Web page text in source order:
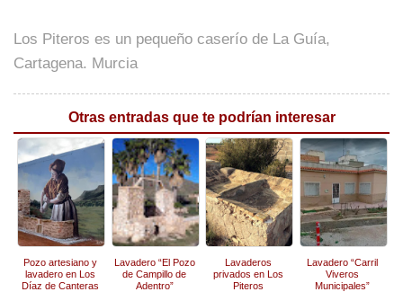
Los Piteros es un pequeño caserío de La Guía,
Cartagena. Murcia
Otras entradas que te podrían interesar
Pozo artesiano y
lavadero en Los
Díaz de Canteras
Lavadero “El Pozo
de Campillo de
Adentro”
Lavaderos
privados en Los
Piteros
Lavadero “Carril
Viveros
Municipales”